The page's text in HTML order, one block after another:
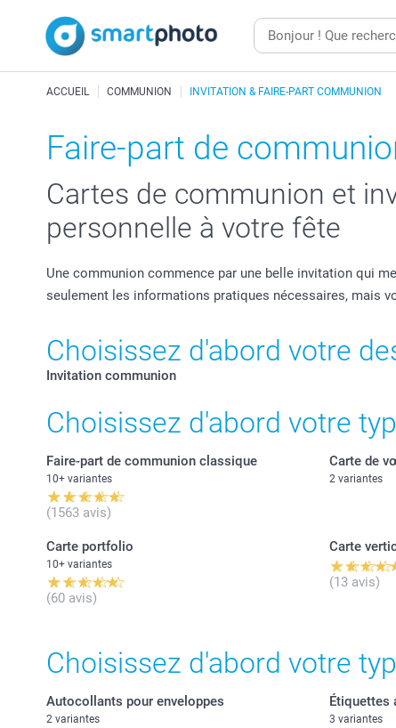
ACCUEIL COMMUNION INVITATION & FAIRE-PART COMMUNION
Faire-part de
Cartes de communion et
personnelle à votre fête
Une communion commence par une belle invitation qui
seulement les informations pratiques nécessaires, mais
Choisissez d'abord votre
Invitation communion
Choisissez d'abord votre
Faire-part de communion classique
10+ variantes
(1563 avis)
Carte de
2 variantes
Carte portfolio
10+ variantes
(60 avis)
Carte
(13 avis)
Choisissez d'abord votre
Autocollants pour enveloppes
2 variantes
Étiquettes
3 variantes